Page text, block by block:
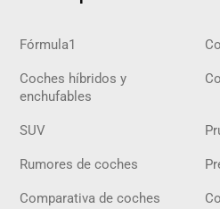
Fórmula1
Coches híbridos y
enchufables
SUV
Rumores de coches
Comparativa de coches